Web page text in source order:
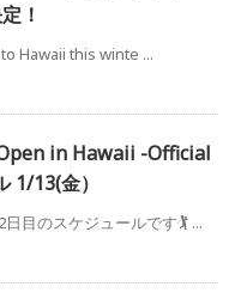
！
Hawaii this winte ...
in Hawaii -Official
1/13(金）
目のスケジュールです🏌️ ...